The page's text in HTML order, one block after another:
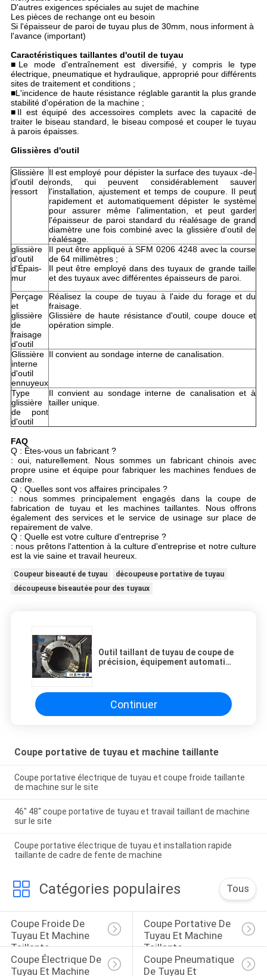
D'autres exigences spéciales au sujet de machine
Les pièces de rechange ont eu besoin
Si l'épaisseur de paroi de tuyau plus de 30mm, nous informent à
l'avance (important)
Caractéristiques taillantes d'outil de tuyau
■ Le mode d'entraînement est diversifié, y compris le type
électrique, pneumatique et hydraulique, approprié pour différents
sites de traitement et conditions ;
■L'incidence de haute résistance réglable garantit la plus grande
stabilité d'opération de la machine ;
■Il est équipé des accessoires complets avec la capacité de
traiter le biseau standard, le biseau composé et couper le tuyau
à parois épaisses.
Glissières d'outil
Glissière
d'outil de
ressort
Il est employé pour dépister la surface des tuyaux -de-
ronds, qui peuvent considérablement sauver
l'installation, ajustement et temps de coupure. Il peut
rapidement et automatiquement dépister le système
pour assurer même l'alimentation, et peut garder
l'épaisseur de paroi standard du réalésage de grand
diamètre une fois combiné avec la glissière d'outil de
réalésage.
glissière
d'outil
d'Épais-
mur
Il peut être appliqué à SFM 0206 4248 avec la course
de 64 millimètres ;
Il peut être employé dans des tuyaux de grande taille
et des tuyaux avec différentes épaisseurs de paroi.
Perçage
et
glissière
de
fraisage
d'outil
Réalisez la coupe de tuyau à l'aide du forage et du
fraisage.
Glissière de haute résistance d'outil, coupe douce et
opération simple.
Glissière
interne
d'outil
ennuyeux
Il convient au sondage interne de canalisation.
Type
glissière
de pont
d'outil
Il convient au sondage interne de canalisation et à
tailler unique.
FAQ
Q : Êtes-vous un fabricant ?
: oui, naturellement. Nous sommes un fabricant chinois avec
propre usine et équipe pour fabriquer les machines fendues de
cadre.
Q : Quelles sont vos affaires principales ?
: nous sommes principalement engagés dans la coupe de
fabrication de tuyau et les machines taillantes. Nous offrons
également des services et le service de usinage sur place de
repairement de valve.
Q : Quelle est votre culture d'entreprise ?
: nous prêtons l'attention à la culture d'entreprise et notre culture
est la vie saine et travail heureux.
Coupeur biseauté de tuyau
découpeuse portative de tuyau
découpeuse biseautée pour des tuyaux
Outil taillant de tuyau de coupe de
précision, équipement automatisé
Continuer
Coupe portative de tuyau et machine taillante
Coupe portative électrique de tuyau et coupe froide taillante
de machine sur le site
46" 48" coupe portative de tuyau et travail taillant de machine
sur le site
Coupe portative électrique de tuyau et installation rapide
taillante de cadre de fente de machine
Catégories populaires Tous
Coupe Froide De
Tuyau Et Machine
Taillante
Coupe Portative De
Tuyau Et Machine
Taillante
Coupe Électrique De
Tuyau Et Machine
Coupe Pneumatique
De Tuyau Et